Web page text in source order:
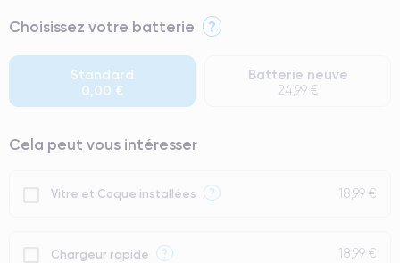
⭐ Premium
● Batterie : usage intensif.
● Seuls 5% de nos téléphones ont un grade Premium.
Choisissez votre batterie ?
Standard
0,00 €
Batterie neuve
24,99 €
Cela peut vous intéresser
Vitre et Coque installées ? 18,99 €
Chargeur rapide ? 18,99 €